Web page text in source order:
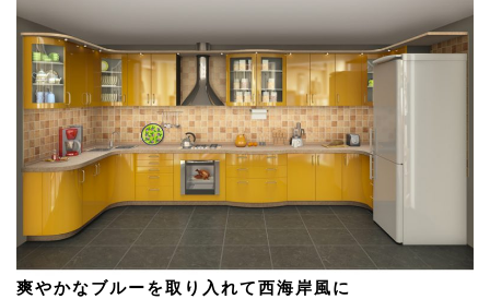
爽やかなブルーを取り入れて西海岸風に